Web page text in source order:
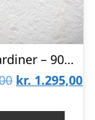
Lamelgardiner – 90×240 – Beige
Den
kr. 1.295,00